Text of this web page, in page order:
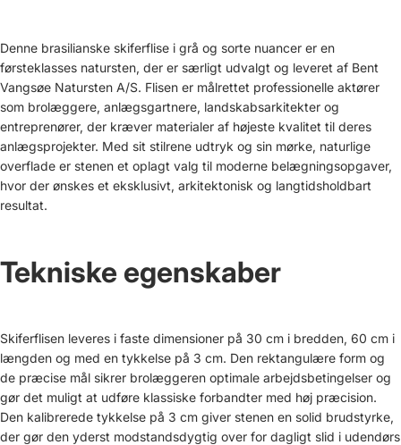
Denne brasilianske skiferflise i grå og sorte nuancer er en
førsteklasses natursten, der er særligt udvalgt og leveret af Bent
Vangsøe Natursten A/S. Flisen er målrettet professionelle aktører
som brolæggere, anlægsgartnere, landskabsarkitekter og
entreprenører, der kræver materialer af højeste kvalitet til deres
anlægsprojekter. Med sit stilrene udtryk og sin mørke, naturlige
overflade er stenen et oplagt valg til moderne belægningsopgaver,
hvor der ønskes et eksklusivt, arkitektonisk og langtidsholdbart
resultat.
Tekniske egenskaber
Skiferflisen leveres i faste dimensioner på 30 cm i bredden, 60 cm i
længden og med en tykkelse på 3 cm. Den rektangulære form og
de præcise mål sikrer brolæggeren optimale arbejdsbetingelser og
gør det muligt at udføre klassiske forbandter med høj præcision.
Den kalibrerede tykkelse på 3 cm giver stenen en solid brudstyrke,
der gør den yderst modstandsdygtig over for dagligt slid i udendørs